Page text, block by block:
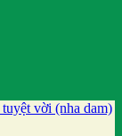
vời (nha dam)